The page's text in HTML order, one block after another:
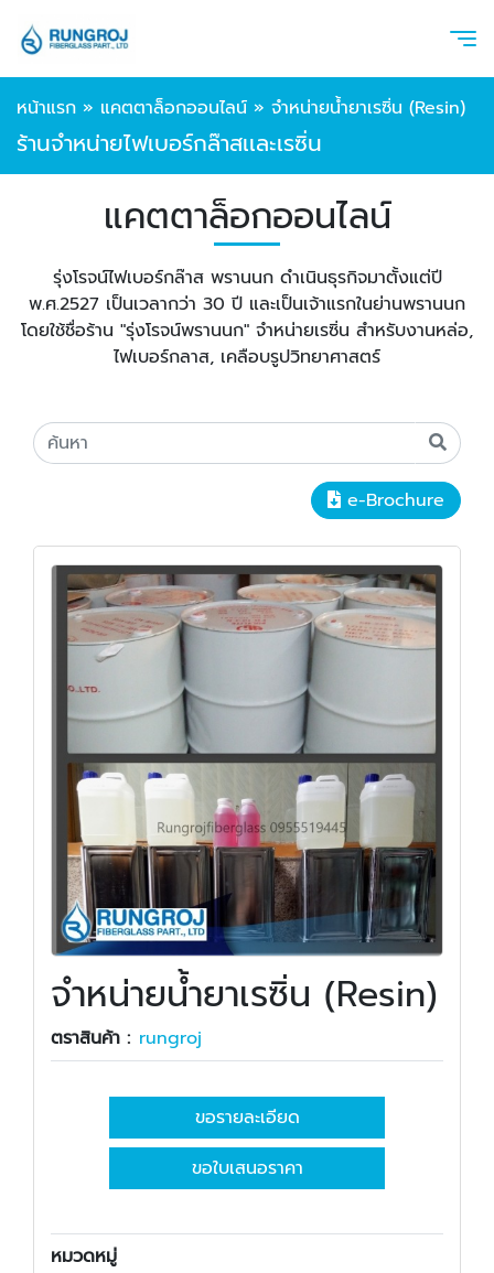
หน้าแรก » แคตตาล็อกออนไลน์ » จำหน่ายน้ำยาเรซิ่น (Resin)
ร้านจำหน่ายไฟเบอร์กล๊าสเเละเรซิ่น
แคตตาล็อกออนไลน์
รุ่งโรจน์ไฟเบอร์กล๊าส พรานนก ดำเนินธุรกิจมาตั้งแต่ปี
พ.ศ.2527 เป็นเวลากว่า 30 ปี และเป็นเจ้าแรกในย่านพรานนก
โดยใช้ชื่อร้าน "รุ่งโรจน์พรานนก" จำหน่ายเรซิ่น สำหรับงานหล่อ,
ไฟเบอร์กลาส, เคลือบรูปวิทยาศาสตร์
e-Brochure
จำหน่ายน้ำยาเรซิ่น (Resin)
ตราสินค้า : rungroj
ขอรายละเอียด
ขอใบเสนอราคา
หมวดหมู่